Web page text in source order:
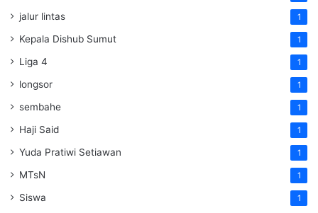
jalur lintas 1
Kepala Dishub Sumut 1
Liga 4 1
longsor 1
sembahe 1
Haji Said 1
Yuda Pratiwi Setiawan 1
MTsN 1
Siswa 1